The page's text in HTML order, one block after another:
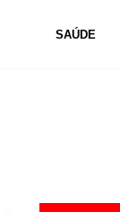
SAÚDE